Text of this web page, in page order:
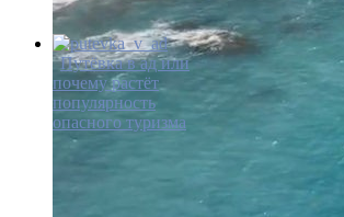
Путёвка в ад или
почему растёт
популярность
опасного туризма